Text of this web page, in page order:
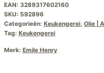
EAN: 3289317602160
SKU: 592896
Categorieën: Keukengerei, Olie |
Tag: Keukengerei
Merk: Emile Henry